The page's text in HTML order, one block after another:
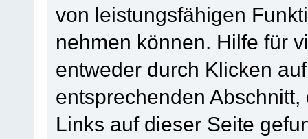
von leistungsfähigen
nehmen können. Hilfe für
entweder durch Klicken
entsprechenden
Links auf dieser Seite